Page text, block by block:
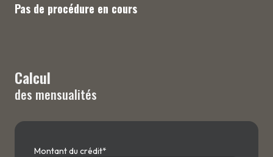
Pas de procédure en cours
Calcul
des mensualités
Montant du crédit*